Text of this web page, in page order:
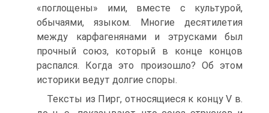
«поглощены» ими, вместе с культурой,
обычаями, языком. Многие десятилетия
между карфагенянами и этрусками был
прочный союз, который в конце концов
распался. Когда это произошло? Об этом
историки ведут долгие споры.
Тексты из Пирг, относящиеся к концу V в.